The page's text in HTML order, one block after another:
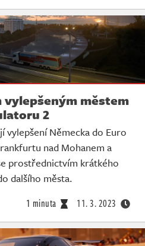
městem
2
vylepšení Německa do Euro
nad Mohanem a
prostřednictvím krátkého
dalšího města.
1 minuta 11. 3. 2023